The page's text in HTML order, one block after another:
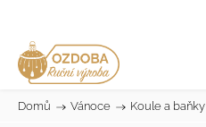
Domů / Vánoce / Koule a baňky